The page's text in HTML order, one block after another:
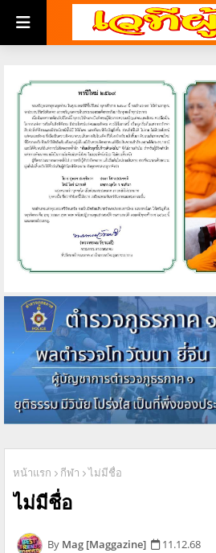
หน้าแรก กีฬา ไม่มีชื่อ
ไม่มีชื่อ
Mag [Maggazine] 11.12.68